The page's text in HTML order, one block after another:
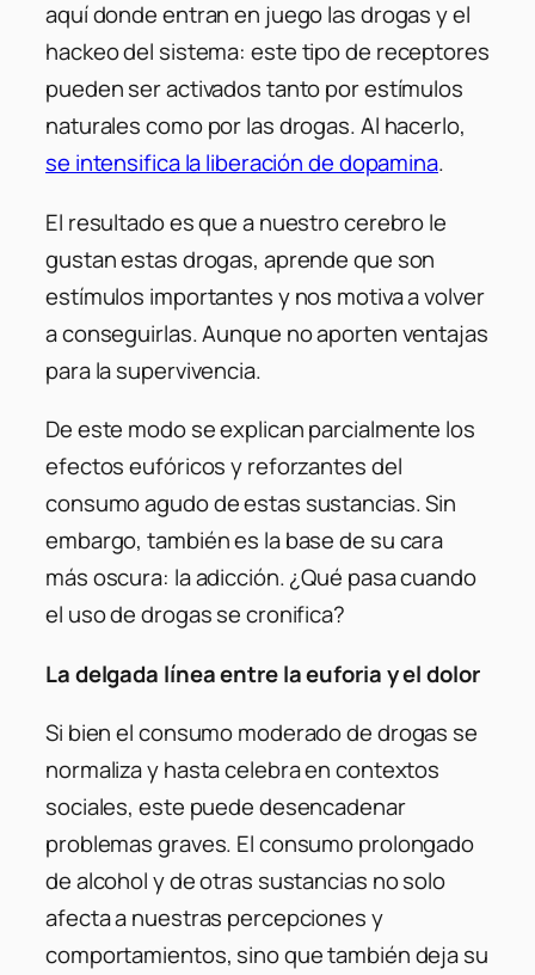
aquí donde entran en juego las drogas y el
hackeodel sistema: este tipo de receptores
pueden ser activados tanto por estímulos
naturales como por las drogas. Al hacerlo,
se intensifica la liberación de dopamina.
El resultado es que a nuestro cerebro le
gustan estas drogas, aprende que son
estímulos importantes y nos motiva a volver
a conseguirlas. Aunque no aporten ventajas
para la supervivencia.
De este modo se explican parcialmente los
efectos eufóricos y reforzantes del
consumo agudo de estas sustancias. Sin
embargo, también es la base de su cara
más oscura: la adicción. ¿Qué pasa cuando
el uso de drogas se cronifica?
La delgada línea entre la euforia y el dolor
Si bien el consumo moderado de drogas se
normaliza y hasta celebra en contextos
sociales, este puede desencadenar
problemas graves. El consumo prolongado
de alcohol y de otras sustancias no solo
afecta a nuestras percepciones y
comportamientos, sino que también deja su